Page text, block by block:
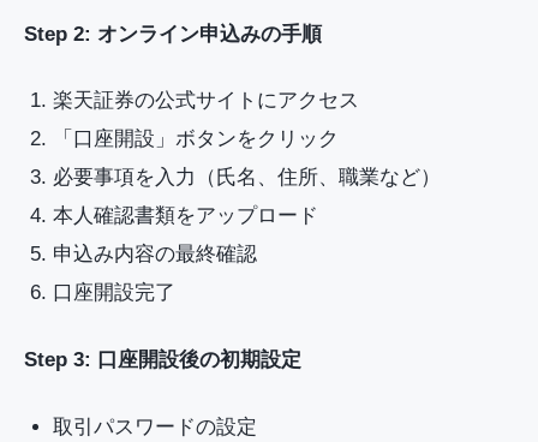
Step 2: オンライン申込みの手順
楽天証券の公式サイトにアクセス
「口座開設」ボタンをクリック
必要事項を入力（氏名、住所、職業など）
本人確認書類をアップロード
申込み内容の最終確認
口座開設完了
Step 3: 口座開設後の初期設定
取引パスワードの設定